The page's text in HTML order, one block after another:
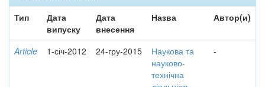
Тип
Дата
випуску
Дата
внесення
Назва Автор(и)
Article 1-січ-2012 24-гру-2015
Наукова та
науково-
технічна
-